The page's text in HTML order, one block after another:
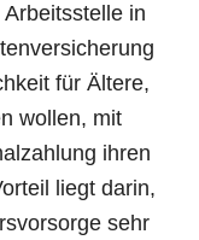
in
für Ältere,
wollen, mit
ihren
liegt darin,
sehr